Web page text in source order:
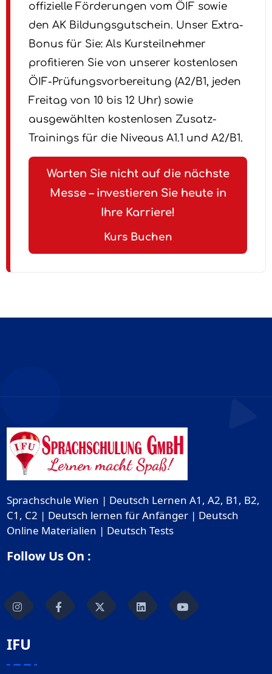
offizielle Förderungen vom ÖIF sowie
den AK Bildungsgutschein. Unser Extra-
Bonus für Sie: Als Kursteilnehmer
profitieren Sie von unserer kostenlosen
ÖIF-Prüfungsvorbereitung (A2/B1, jeden
Freitag von 10 bis 12 Uhr) sowie
ausgewählten kostenlosen Zusatz-
Trainings für die Niveaus A1.1 und A2/B1.
Warten Sie nicht auf die nächste
Messe – investieren Sie heute in
Ihre Karriere!
Kurs Buchen
Sprachschule Wien | Deutsch Lernen A1, A2, B1, B2,
C1, C2 | Deutsch lernen für Anfänger | Deutsch
Online Materialien | Deutsch Tests
Follow Us On :
IFU